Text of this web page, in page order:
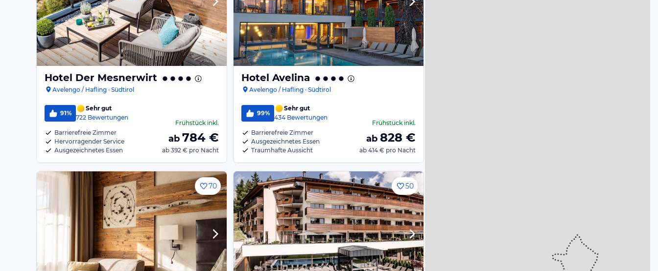
Hotel Der Mesnerwirt
Avelengo / Hafling · Südtirol
91%
Sehr gut
722 Bewertungen
Barrierefreie Zimmer
Hervorragender Service
Ausgezeichnetes Essen
Frühstückinkl.
ab 784 €
ab 392 € pro Nacht
Hotel Avelina
Avelengo / Hafling · Südtirol
99%
Sehr gut
434 Bewertungen
Barrierefreie Zimmer
Ausgezeichnetes Essen
Traumhafte Aussicht
Frühstückinkl.
ab 828 €
ab 414 € pro Nacht
70 50